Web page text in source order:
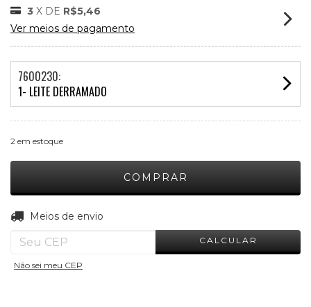
3 X DE R$5,46
Ver meios de pagamento
7600230:
1- LEITE DERRAMADO
2 em estoque
Entregas para o CEP:
Meios de envio
CALCULAR
Não sei meu CEP